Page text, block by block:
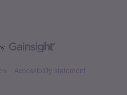
Accessibility statement